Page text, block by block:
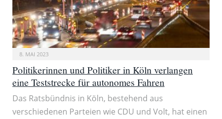
8. MAI 2023
Politikerinnen und Politiker in Köln verlangen
eine Teststrecke für autonomes Fahren
Das Ratsbündnis in Köln, bestehend aus
verschiedenen Parteien wie CDU und Volt, hat einen